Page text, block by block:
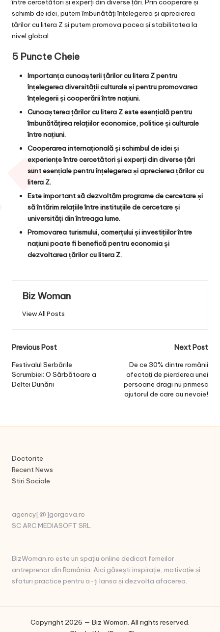
între cercetători și experți din diverse țări. Prin cooperare și
schimb de idei, putem îmbunătăți înțelegerea și aprecierea
țărilor cu litera Z și putem promova pacea și stabilitatea la
nivel global.
5 Puncte Cheie
Importanța cunoașterii țărilor cu litera Z pentru
înțelegerea diversității culturale și pentru promovarea
înțelegerii și cooperării între națiuni.
Cunoașterea țărilor cu litera Z este esențială pentru
îmbunătățirea relațiilor economice, politice și culturale
între națiuni.
Cooperarea internațională și schimbul de idei și
experiențe între cercetători și experți din diverse țări
sunt esențiale pentru înțelegerea și aprecierea țărilor cu
litera Z.
Este important să dezvoltăm programe de cercetare și
să întărim relațiile între instituțiile de cercetare și
universități din întreaga lume.
Promovarea turismului, comerțului și investițiilor între
națiuni poate fi benefică pentru economia și
dezvoltarea țărilor cu litera Z.
Biz Woman
View All Posts
Post
navigation
Previous Post
Festivalul Serbările
Scrumbiei: O Sărbătoare a
Deltei Dunării
Next Post
De ce 30% dintre românii
afectați de pierderea unei
persoane dragi nu primesc
ajutorul de care au nevoie!
Doctorite
Recent News
Stiri Sociale
agency[@]gorgova.ro
SC ARC MEDIASOFT SRL
BizWoman.ro este un spațiu online dedicat femeilor
antreprenor din România. Aici găsești inspirație, motivație și
sfaturi practice pentru a-ți lansa și dezvolta afacerea.
Copyright 2026 — Biz Woman. All rights reserved.